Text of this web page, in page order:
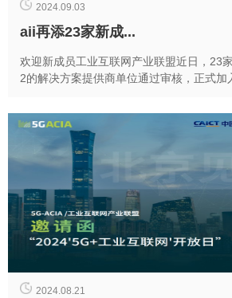
2024.09.03
aii再添23家新成...
欢迎新成员工业互联网产业联盟近日，23
2的解决方案提供商单位通过审核，正式加
2024.08.21